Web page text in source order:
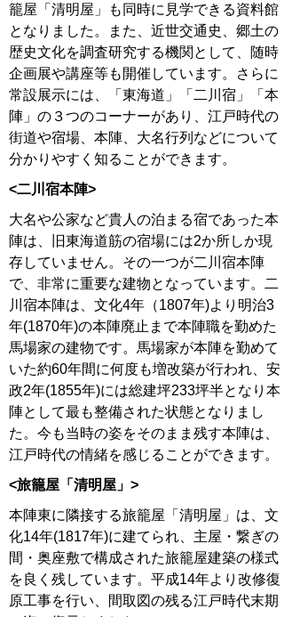
籠屋「清明屋」も同時に見学できる資料館
となりました。また、近世交通史、郷土の
歴史文化を調査研究する機関として、随時
企画展や講座等も開催しています。さらに
常設展示には、「東海道」「二川宿」「本
陣」の３つのコーナーがあり、江戸時代の
街道や宿場、本陣、大名行列などについて
分かりやすく知ることができます。
<二川宿本陣>
大名や公家など貴人の泊まる宿であった本
陣は、旧東海道筋の宿場には2か所しか現
存していません。その一つが二川宿本陣
で、非常に重要な建物となっています。二
川宿本陣は、文化4年（1807年)より明治3
年(1870年)の本陣廃止まで本陣職を勤めた
馬場家の建物です。馬場家が本陣を勤めて
いた約60年間に何度も増改築が行われ、安
政2年(1855年)には総建坪233坪半となり本
陣として最も整備された状態となりまし
た。今も当時の姿をそのまま残す本陣は、
江戸時代の情緒を感じることができます。
<旅籠屋「清明屋」>
本陣東に隣接する旅籠屋「清明屋」は、文
化14年(1817年)に建てられ、主屋・繋ぎの
間・奥座敷で構成された旅籠屋建築の様式
を良く残しています。平成14年より改修復
原工事を行い、間取図の残る江戸時代末期